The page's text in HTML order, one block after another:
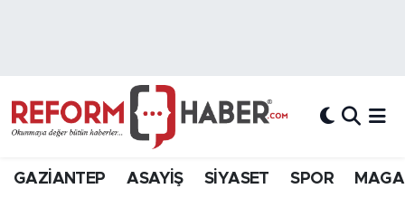
GAZİANTEP ASAYİŞ SİYASET SPOR
Hava Durumu